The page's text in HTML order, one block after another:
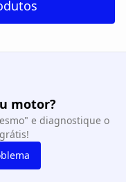
motor?
e diagnostique o